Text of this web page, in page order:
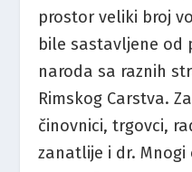
prostor veliki broj
bile sastavljene od
naroda sa raznih
Rimskog Carstva.
činovnici, trgovci,
zanatlije i dr.